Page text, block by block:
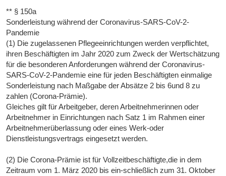
** § 150a
Sonderleistung während der Coronavirus-SARS-CoV-2-
Pandemie
(1) Die zugelassenen Pflegeeinrichtungen werden verpflichtet,
ihren Beschäftigten im Jahr 2020 zum Zweck der Wertschätzung
für die besonderen Anforderungen während der Coronavirus-
SARS-CoV-2-Pandemie eine für jeden Beschäftigten einmalige
Sonderleistung nach Maßgabe der Absätze 2 bis 6und 8 zu
zahlen (Corona-Prämie).
Gleiches gilt für Arbeitgeber, deren Arbeitnehmerinnen oder
Arbeitnehmer in Einrichtungen nach Satz 1 im Rahmen einer
Arbeitnehmerüberlassung oder eines Werk-oder
Dienstleistungsvertrags eingesetzt werden.
(2) Die Corona-Prämie ist für Vollzeitbeschäftigte,die in dem
Zeitraum vom 1. März 2020 bis ein-schließlich zum 31. Oktober